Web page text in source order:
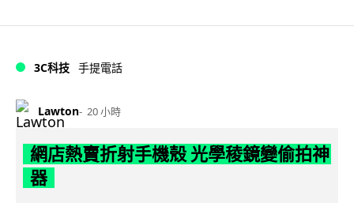
3C科技 手提電話
Lawton 20 小時
網店熱賣折射手機殼 光學稜鏡變偷拍神
器